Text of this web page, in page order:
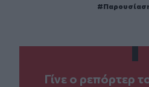
Γίνε ο ρεπόρτερ